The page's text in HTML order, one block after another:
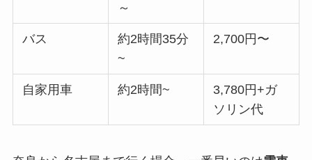
～
バス
約2時間35分
~
2,700円〜
自家用車 約2時間~
3,780円+ガ
ソリン代